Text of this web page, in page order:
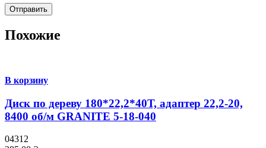
Похожие
В корзину
Диск по дереву 180*22,2*40Т, адаптер 22,2-20,
8400 об/м GRANITE 5-18-040
04312